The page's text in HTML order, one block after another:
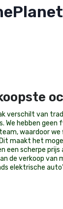
verschilt van
We hebben geen
waardoor we
maakt het
een scherpe prijs
de verkoop van
elektrische